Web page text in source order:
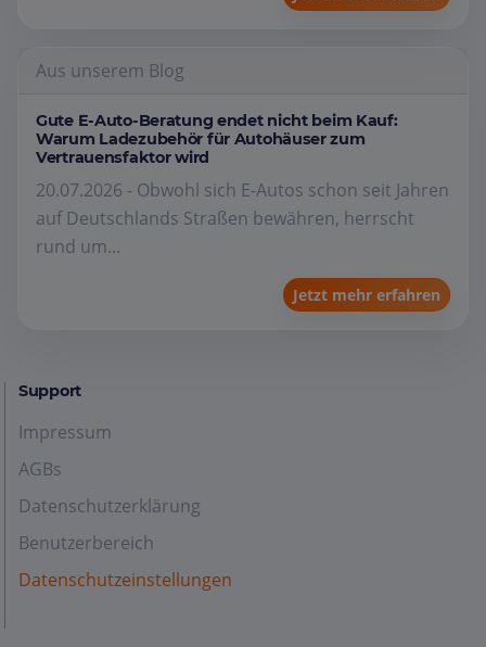
Aus unserem Blog
Gute E-Auto-Beratung endet nicht beim Kauf:
Warum Ladezubehör für Autohäuser zum
Vertrauensfaktor wird
20.07.2026 - Obwohl sich E-Autos schon seit Jahren
auf Deutschlands Straßen bewähren, herrscht
rund um...
Jetzt mehr erfahren
Support
Impressum
AGBs
Datenschutzerklärung
Benutzerbereich
Datenschutzeinstellungen